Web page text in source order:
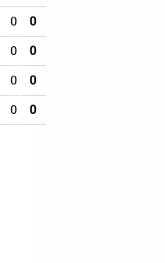
0 0
0 0
0 0
0 0